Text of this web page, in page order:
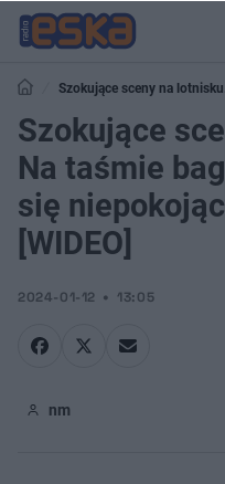
Szokujące sceny na
niepokojący pakunek [WIDEO]
Szokujące
Na taśmie
się
[WIDEO]
2024-01-12 13:05
nm